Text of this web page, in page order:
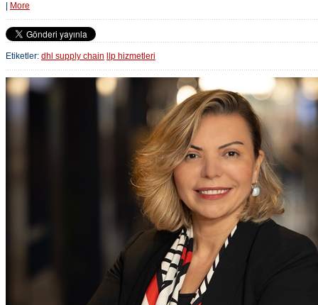
More
Etiketler: dhl supply chain llp hizmetleri